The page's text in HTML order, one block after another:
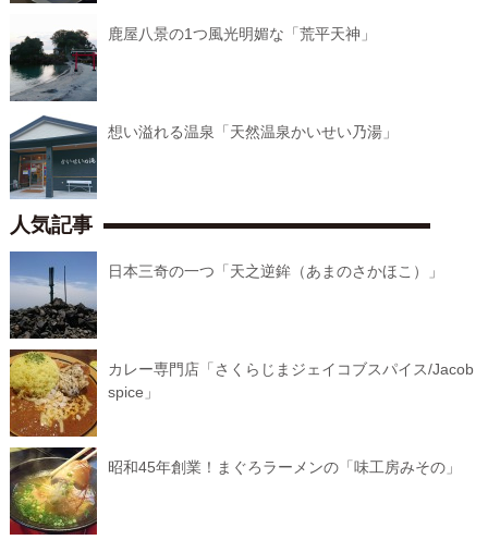
鹿屋八景の1つ風光明媚な「荒平天神」
想い溢れる温泉「天然温泉かいせい乃湯」
人気記事
日本三奇の一つ「天之逆鉾（あまのさかほこ）」
カレー専門店「さくらじまジェイコブスパイス/Jacob
spice」
昭和45年創業！まぐろラーメンの「味工房みその」